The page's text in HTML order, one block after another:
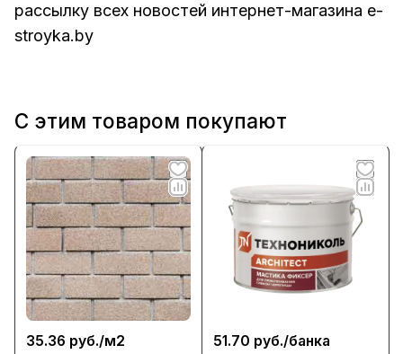
рассылку всех новостей интернет-магазина e-
stroyka.by
С этим товаром покупают
35.36 руб./м2
51.70 руб./банка